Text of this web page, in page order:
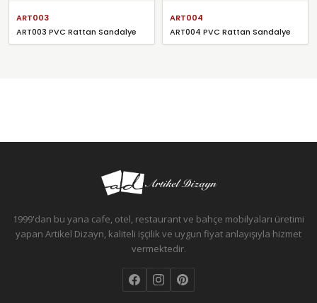
ART003
ART003 PVC Rattan Sandalye
ART004
ART004 PVC Rattan Sandalye
1999'dan bu yana cafe, otel, restaurant ve bahçe mobilyaları üretimi
yapan Artikel Dizayn, kaliteli işçilik ve uygun fiyat anlayışıyla hizmet
vermektedir.